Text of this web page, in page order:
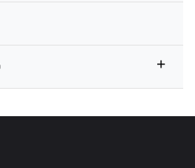
+